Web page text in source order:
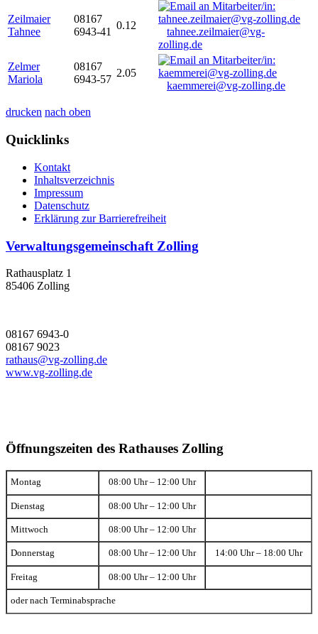
Zeilmaier
Tahnee
08167
6943-41
0.12
tahnee.zeilmaier@vg-
zolling.de
Zelmer
Mariola
08167
6943-57
2.05
kaemmerei@vg-zolling.de
drucken nach oben
Quicklinks
Kontakt
Inhaltsverzeichnis
Impressum
Datenschutz
Erklärung zur Barrierefreiheit
Verwaltungsgemeinschaft Zolling
Rathausplatz 1
85406 Zolling
08167 6943-0
08167 9023
rathaus@vg-zolling.de
www.vg-zolling.de
Öffnungszeiten des Rathauses Zolling
Montag 08:00 Uhr – 12:00 Uhr
Dienstag 08:00 Uhr – 12:00 Uhr
Mittwoch 08:00 Uhr – 12:00 Uhr
Donnerstag 08:00 Uhr – 12:00 Uhr 14:00 Uhr – 18:00 Uhr
Freitag 08:00 Uhr – 12:00 Uhr
oder nach Terminabsprache